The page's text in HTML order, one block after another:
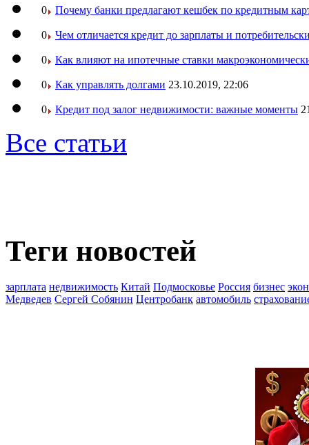
0 Почему банки предлагают кешбек по кредитным
0 Чем отличается кредит до зарплаты и
0 Как влияют на ипотечные ставки
0 Как управлять долгами 23.10.2019, 22:06
0 Кредит под залог недвижимости: важные моменты
Все статьи
Теги новостей
зарплата недвижимость Китай Подмосковье Россия бизнес
Медведев Сергей Собянин Центробанк автомобиль